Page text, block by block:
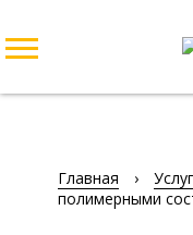
Главная ›
полимерными